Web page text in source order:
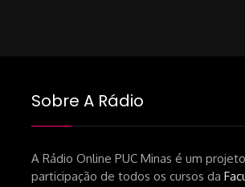
Sobre A Rádio
A Rádio Online PUC Minas é um
participação de todos os cursos da